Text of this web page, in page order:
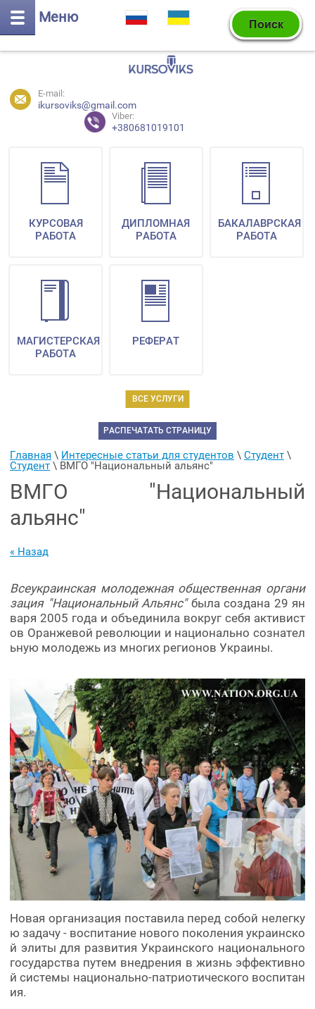
Меню
E-mail:
ikursoviks@gmail.com
Viber:
+380681019101
ВСЕ УСЛУГИ
КУРСОВАЯ
РАБОТА
ДИПЛОМНАЯ
РАБОТА
БАКАЛАВРСКАЯ
РАБОТА
МАГИСТЕРСКАЯ
РАБОТА
РЕФЕРАТ
РАСПЕЧАТАТЬ СТРАНИЦУ
Главная \ Интересные статьи для студентов \ Студент
Студент \ ВМГО "Национальный альянс"
ВМГО "Национальный
альянс"
« Назад
Всеукраинская молодежная общественная органи
зация "Национальный Альянс"была создана 29 ян
варя 2005 года и объединила вокруг себя активист
ов Оранжевой революции и национально сознател
ьную молодежь из многих регионов Украины.
Новая организация поставила перед собой нелегку
ю задачу - воспитание нового поколения украинско
й элиты для развития Украинского национального
государства путем внедрения в жизнь эффективно
й системы национально-патриотического воспитан
ия.